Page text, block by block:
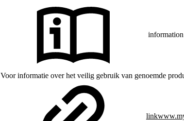
information
Voor informatie over het veilig gebruik van genoemde
link